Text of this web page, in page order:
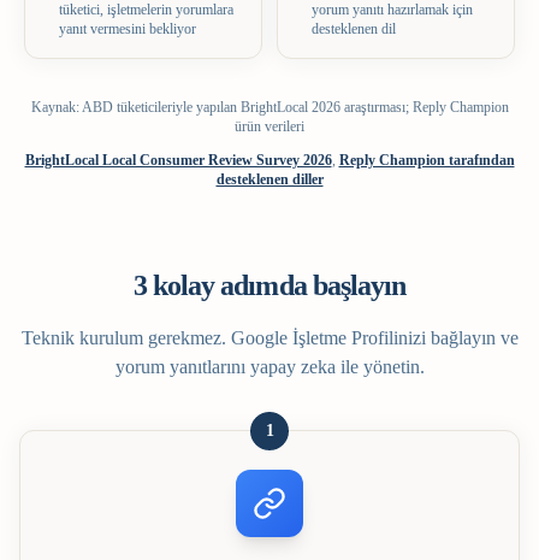
tüketici, işletmelerin yorumlara
yanıt vermesini bekliyor
yorum yanıtı hazırlamak için
desteklenen dil
Kaynak: ABD tüketicileriyle yapılan BrightLocal 2026 araştırması; Reply Champion
ürün verileri
BrightLocal Local Consumer Review Survey 2026, Reply Champion tarafından
desteklenen diller
3 kolay adımda başlayın
Teknik kurulum gerekmez. Google İşletme Profilinizi bağlayın ve
yorum yanıtlarını yapay zeka ile yönetin.
1